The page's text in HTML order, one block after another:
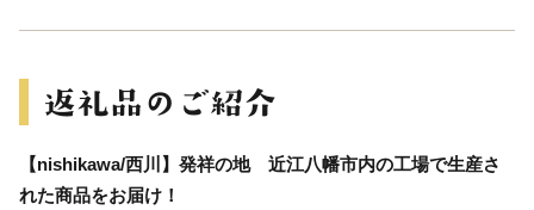
【nishikawa/西川】発祥の地 近江八幡市内の工場で生産さ
れた商品をお届け！